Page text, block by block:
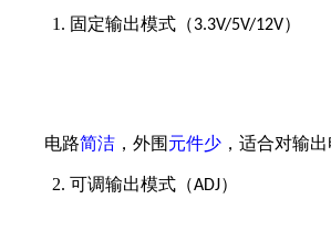
1. 固定输出模式 （3.3V/5V/12V）
电路简洁 ，外围 元件少 ，适合对输
2. 可调输出模式（ADJ）